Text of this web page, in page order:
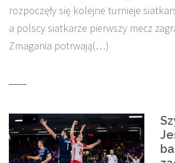
rozpoczęły się kolejne turnieje
a polscy siatkarze pierwszy mecz
Zmagania potrwają(…)